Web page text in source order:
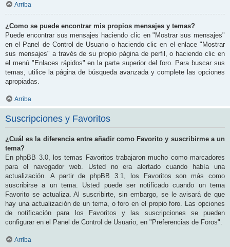
Arriba
¿Como se puede encontrar mis propios mensajes y temas?
Puede encontrar sus mensajes haciendo clic en "Mostrar sus mensajes"
en el Panel de Control de Usuario o haciendo clic en el enlace "Mostrar
sus mensajes" a través de su propio página de perfil, o haciendo clic en
el menú "Enlaces rápidos" en la parte superior del foro. Para buscar sus
temas, utilice la página de búsqueda avanzada y complete las opciones
apropiadas.
Arriba
Suscripciones y Favoritos
¿Cuál es la diferencia entre añadir como Favorito y suscribirme a un
tema?
En phpBB 3.0, los temas Favoritos trabajaron mucho como marcadores
para el navegador web. Usted no era alertado cuando había una
actualización. A partir de phpBB 3.1, los Favoritos son más como
suscribirse a un tema. Usted puede ser notificado cuando un tema
Favorito se actualiza. Al suscribirte, sin embargo, se le avisará de que
hay una actualización de un tema, o foro en el propio foro. Las opciones
de notificación para los Favoritos y las suscripciones se pueden
configurar en el Panel de Control de Usuario, en "Preferencias de Foros".
Arriba